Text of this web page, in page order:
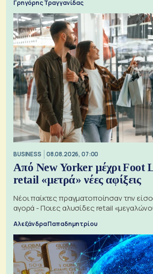
Γρηγόρης Τραγγανίδας
BUSINESS 08.08.2026, 07:00
Από New Yorker μέχρι Foot
retail «μετρά» νέες αφίξεις
Νέοι παίκτες πραγματοποίησαν την
αγορά - Ποιες αλυσίδες retail
Αλεξάνδρα Παπαδημητρίου